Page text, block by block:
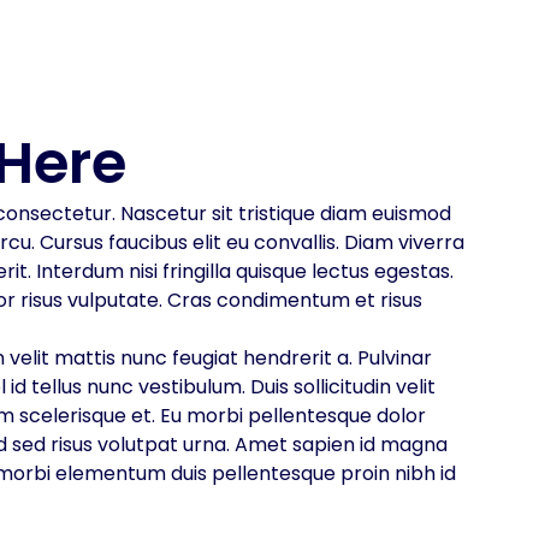
Nascetur sit tristique diam euismod
Cursus faucibus elit eu convallis. Diam viverra
Interdum nisi fringilla quisque lectus egestas.
risus vulputate. Cras condimentum et risus
mattis nunc feugiat hendrerit a. Pulvinar
tellus nunc vestibulum. Duis sollicitudin velit
scelerisque et. Eu morbi pellentesque dolor
sed risus volutpat urna. Amet sapien id magna
elementum duis pellentesque proin nibh id